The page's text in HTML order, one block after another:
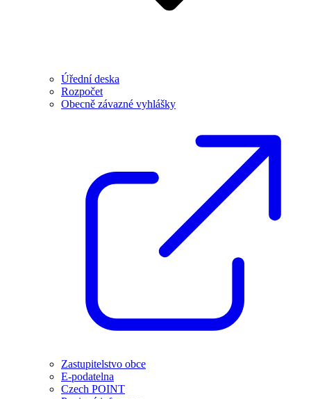
Úřední deska
Rozpočet
Obecně závazné vyhlášky
Zastupitelstvo obce
E-podatelna
Czech POINT